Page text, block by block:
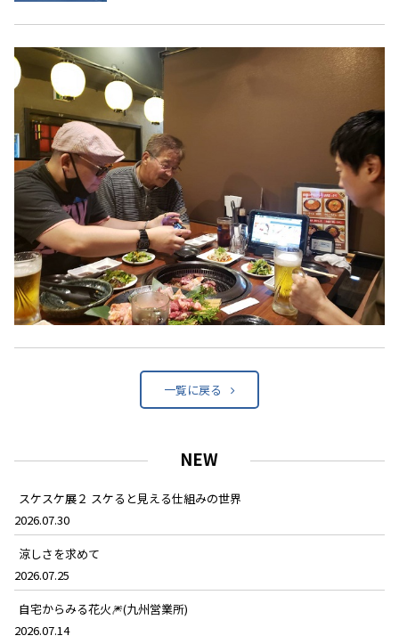
一覧に戻る
NEW
スケスケ展２ スケると見える仕組みの世界
2026.07.30
涼しさを求めて
2026.07.25
自宅からみる花火🎆(九州営業所)
2026.07.14